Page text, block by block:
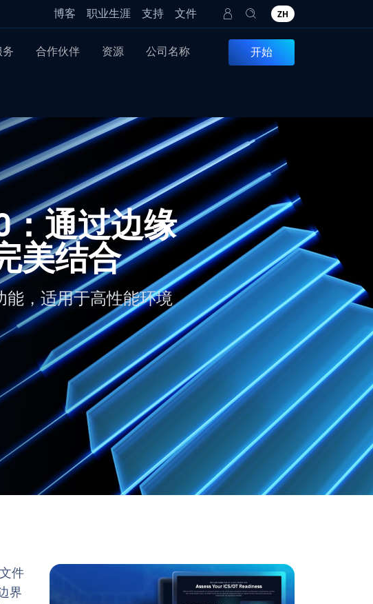
博客 职业生涯 支持 文件 ZH
务 合作伙伴 资源 公司名称 开始
：通过边缘
美结合
能，适用于高性能环境
件
界